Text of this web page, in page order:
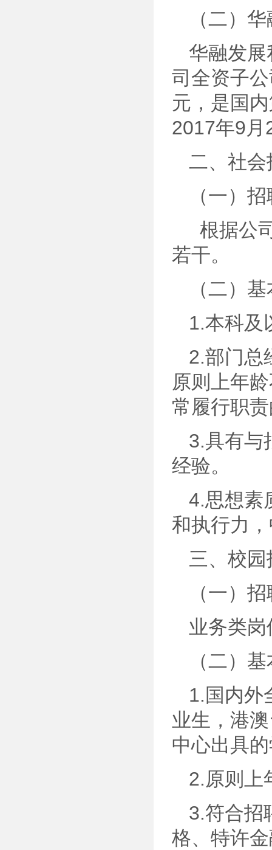
（二）
华融发
司全资子
元，是国
2017年9月
二、社会
（一）
根据公
若干。
（二）
1.本科及
2.部门总
原则上年
常履行职
3.具有与
经验。
4.思想素
和执行力
三、校园
（一）
业务类
（二）
1.国内外
业生，港
中心出具
2.原则上
3.符合招
格、特许